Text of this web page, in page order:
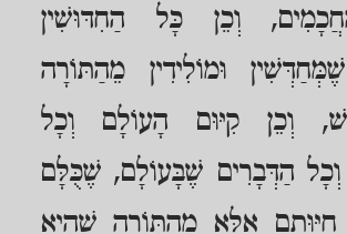
וְכֵן כָּל הַחִדּוּשִׁין
וּמוֹלִידִין מֵהַתּוֹרָה
וְכֵן קִיּוּם הָעוֹלָם וְכָל
הַדְּבָרִים שֶׁבָּעוֹלָם, שֶׁכֻּלָּם
חִיּוּתָם אֶלָּא מֵהַתּוֹרָה שֶׁהִיא